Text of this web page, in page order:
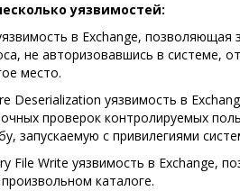
уязвимостей:
в Exchange,
не авторизовавшись в системе,
место.
Deserialization уязвимость в
проверок контролируемых
запускаемую с привилегиями
File Write уязвимость в Exchange,
каталоге.